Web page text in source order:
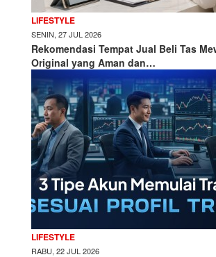
LIFESTYLE
SENIN, 27 JUL 2026
Rekomendasi Tempat Jual Beli Tas
Original yang Aman dan…
LIFESTYLE
RABU, 22 JUL 2026